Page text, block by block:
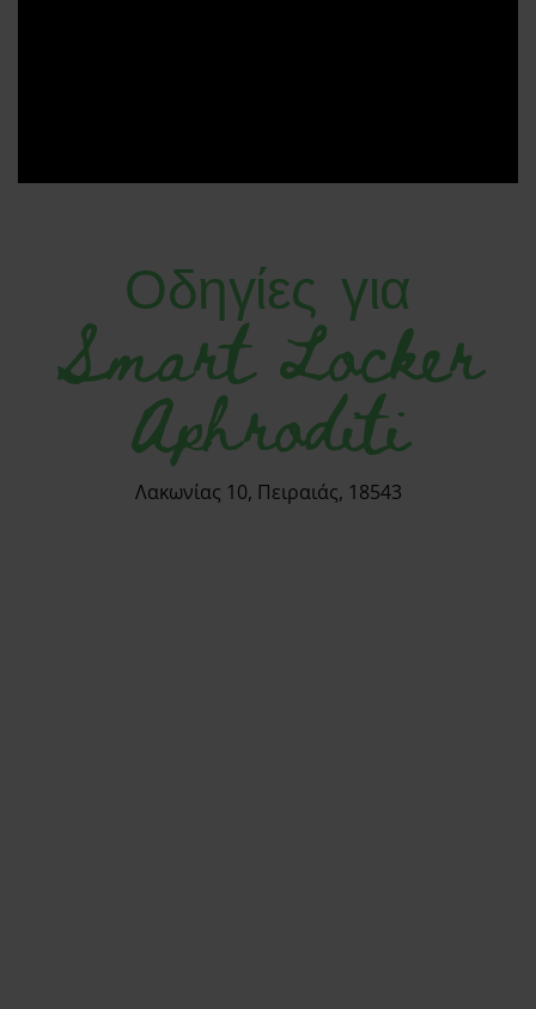
Οδηγίες για
Smart Locker
Aphroditi
Λακωνίας 10, Πειραιάς, 18543